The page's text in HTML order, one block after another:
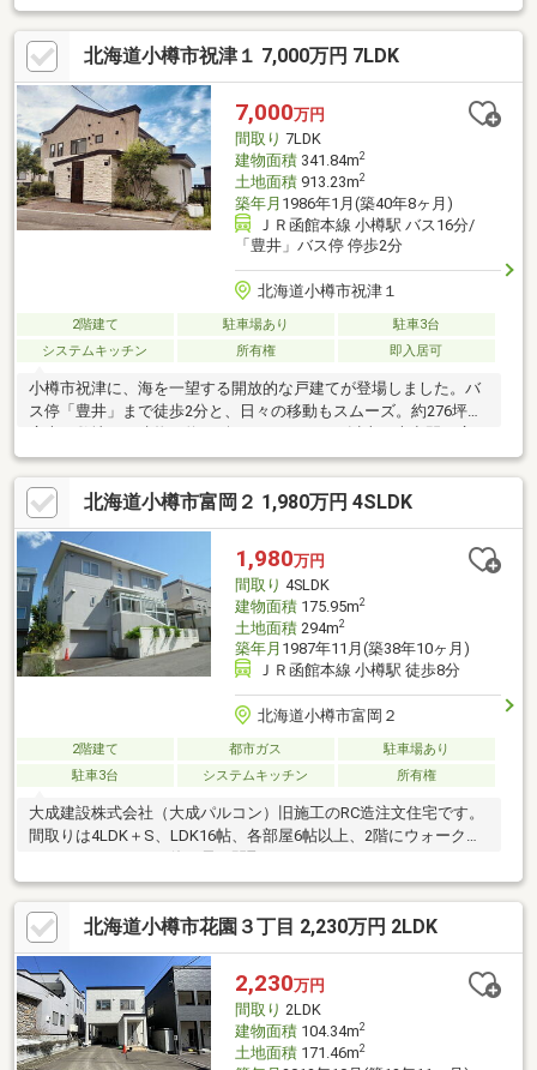
けるとスムーズにご対応できます。駐車３台以上可、土地100坪
以上、南向き、システムキッチン、南側道路面す、閑静な住宅
地、ＬＤＫ１５畳以上、始発駅、シャワー付洗面化粧台、トイレ
２ヶ所、２階建、緑豊かな住宅地、眺望良好、２世帯住宅、周辺
交通量少なめ
北海道小樽市祝津１ 7,000万円 7LDK
7,000万円
間取り 7LDK
建物面積341.84m2
土地面積913.23m2
築年月 1986年1月(築40年8ヶ月)
ＪＲ函館本線 小樽駅 バス16分/
「豊井」バス停 停歩2分
北海道小樽市祝津１
2階建て 駐車場あり
駐車3台
システムキッチン
所有権 即入居可
小樽市祝津に、海を一望する開放的な戸建てが登場しました。バ
ス停「豊井」まで徒歩2分と、日々の移動もスムーズ。約276坪の
広大な敷地に、建物は約103坪のゆとりの7DK以上の大空間が広が
ります。2015年1月に内外装リフォーム済みのため、気持ちよく
過ごせます。海が見える贅沢なオーシャンビューは、毎日をリゾ
ートのように彩ってくれることでしょう。システムキッチンや1坪
以上の広々とした浴室、便利なトイレ2ヶ所以上など、水回りの設
備も充実しています。駐車は車庫含み3台以上駐車可能です。豊か
な自然に囲まれながら、海と共に暮らす特別な日々を・・
北海道小樽市富岡２ 1,980万円 4SLDK
1,980万円
間取り 4SLDK
建物面積175.95m2
土地面積294m2
築年月 1987年11月(築38年10ヶ月)
ＪＲ函館本線 小樽駅 徒歩8分
北海道小樽市富岡２
2階建て 都市ガス
駐車場あり
駐車3台
システムキッチン 所有権
大成建設株式会社（大成パルコン）旧施工のRC造注文住宅です。
間取りは4LDK＋S、LDK16帖、各部屋6帖以上、2階にウォークイ
階にインナーテラス、2階にはバルコニーが設置されており、2階
バルコニー、2階洋室（約16帖）・和室から小樽港を望めます！
駐車スペースは、組込み車庫・高さ約2.6ｍのカーポートがあり、
車種によりますが3台以上駐車可能です。是非一度お問合せ下さ
い。【 設備】システムキッチン（ガスレンジ都市ガス）、リビン
グにエアコン設置、給湯灯油ボイラー（浴室追炊き機能付き）
【修繕履歴】２０２２年４月：外壁塗装・屋上防水工事実施
北海道小樽市花園３丁目 2,230万円 2LDK
2,230万円
間取り 2LDK
建物面積104.34m2
土地面積171.46m2